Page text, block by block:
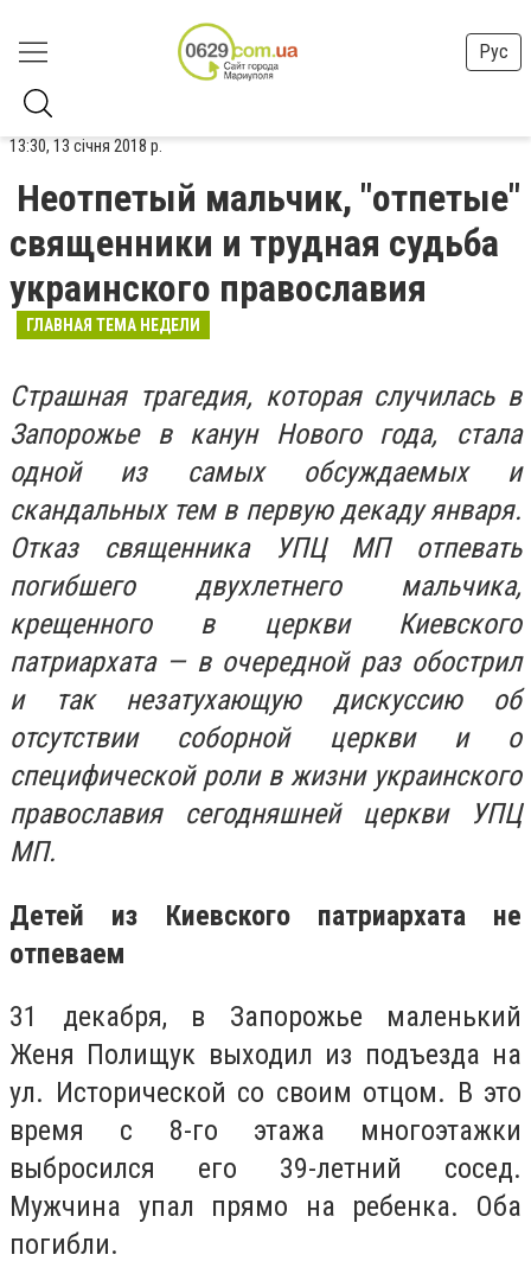
Рус
13:30, 13 січня 2018 р.
Неотпетый мальчик, "отпетые"
священники и трудная судьба
украинского православия
ГЛАВНАЯ ТЕМА НЕДЕЛИ
Страшная трагедия, которая случилась в
Запорожье в канун Нового года, стала
одной из самых обсуждаемых и
скандальных тем в первую декаду января.
Отказ священника УПЦ МП отпевать
погибшего двухлетнего мальчика,
крещенного в церкви Киевского
патриархата — в очередной раз обострил
и так незатухающую дискуссию об
отсутствии соборной церкви и о
специфической роли в жизни украинского
православия сегодняшней церкви УПЦ
МП.
Детей из Киевского патриархата не
отпеваем
31 декабря, в Запорожье маленький
Женя Полищук выходил из подъезда на
ул. Исторической со своим отцом. В это
время с 8-го этажа многоэтажки
выбросился его 39-летний сосед.
Мужчина упал прямо на ребенка. Оба
погибли.